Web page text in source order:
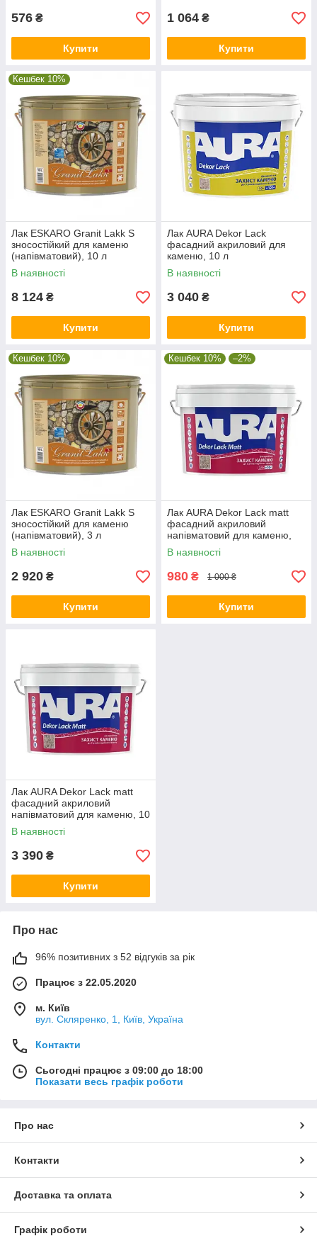
576 ₴
Купити
1 064 ₴
Купити
Кешбек 10%
Лак ESKARO Granit Lakk S
зносостійкий для каменю
(напівматовий), 10 л
В наявності
8 124 ₴
Купити
Лак AURA Dekor Lack
фасадний акриловий для
каменю, 10 л
В наявності
3 040 ₴
Купити
Кешбек 10%
Лак ESKARO Granit Lakk S
зносостійкий для каменю
(напівматовий), 3 л
В наявності
2 920 ₴
Купити
Кешбек 10% –2%
Лак AURA Dekor Lack matt
фасадний акриловий
напівматовий для каменю,
2,5 л
В наявності
980 ₴ 1 000 ₴
Купити
Лак AURA Dekor Lack matt
фасадний акриловий
напівматовий для каменю, 10
л
В наявності
3 390 ₴
Купити
Про нас
96% позитивних з 52 відгуків за рік
Працює з 22.05.2020
м. Київ
вул. Скляренко, 1, Київ, Україна
Контакти
Сьогодні працює з 09:00 до 18:00
Показати весь графік роботи
Про нас
Контакти
Доставка та оплата
Графік роботи